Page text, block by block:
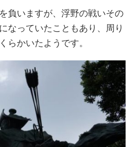
負いますが、浮野の戦いその
なっていたこともあり、周り
らかいたようです。